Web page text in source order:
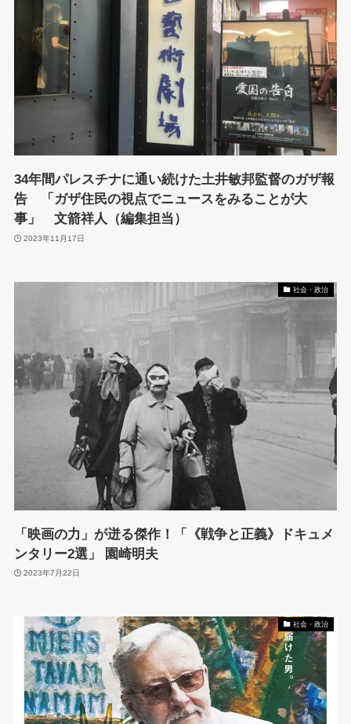
34年間パレスチナに通い続けた土井敏邦監督のガザ報
告 「ガザ住民の視点でニュースをみることが大
事」 文箭祥人（編集担当）
2023年11月17日
社会・政治
「映画の力」が迸る傑作！「《戦争と正義》ドキュメ
ンタリー2選」 園崎明夫
2023年7月22日
社会・政治